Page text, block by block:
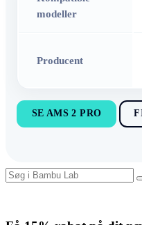
modeller
Producent
SE AMS 2 PRO